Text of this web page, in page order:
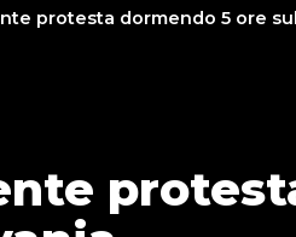
protesta dormendo 5 ore